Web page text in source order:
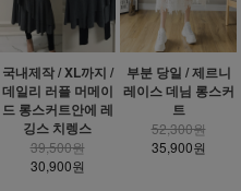
국내제작 / XL까지 /
데일리 러플 머메이
드 롱스커트안에 레
깅스 치렝스
39,500원
30,900원
부분 당일 / 제르니
레이스 데님 롱스커
트
52,300원
35,900원